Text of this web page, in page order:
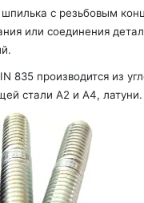
с резьбовым
или соединения
835 производится из
стали А2 и А4, латуни.